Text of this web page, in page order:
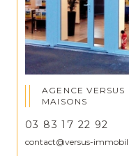
AGENCE
MAISONS
03 83 17 22 92
contact@versus-